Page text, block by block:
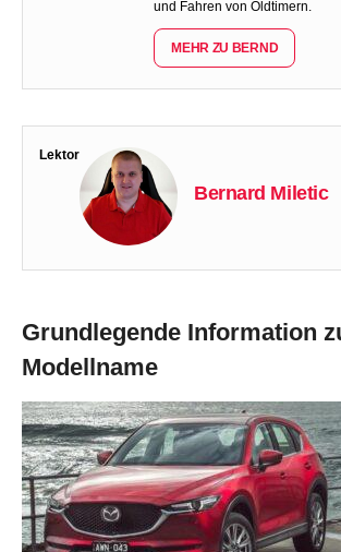
und Fahren von Oldtimern.
MEHR ZU BERND
Lektor
Bernard Miletic
Grundlegende Information
Modellname